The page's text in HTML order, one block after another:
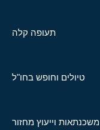
תעופה קלה
טיולים וחופש בחו"ל
משכנתאות וייעוץ מחזור